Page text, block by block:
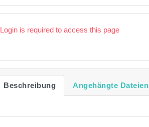
Login is required to access this page
Beschreibung Angehängte Dateien